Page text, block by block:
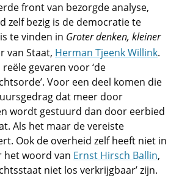
front van bezorgde analyse,
zelf bezig is de democratie te
te vinden in Groter denken, kleiner
van Staat, Herman Tjeenk Willink.
gevaren voor ‘de
Voor een deel komen die
dat meer door
wordt gestuurd dan door eerbied
Als het maar de vereiste
Ook de overheid zelf heeft niet in
het woord van Ernst Hirsch Ballin,
niet los verkrijgbaar’ zijn.